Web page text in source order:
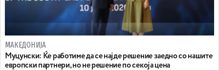
МАКЕДОНИЈА
Муцунски: Ќе работиме да се најде решение заедно со нашите
европски партнери, но не решение по секоја цена